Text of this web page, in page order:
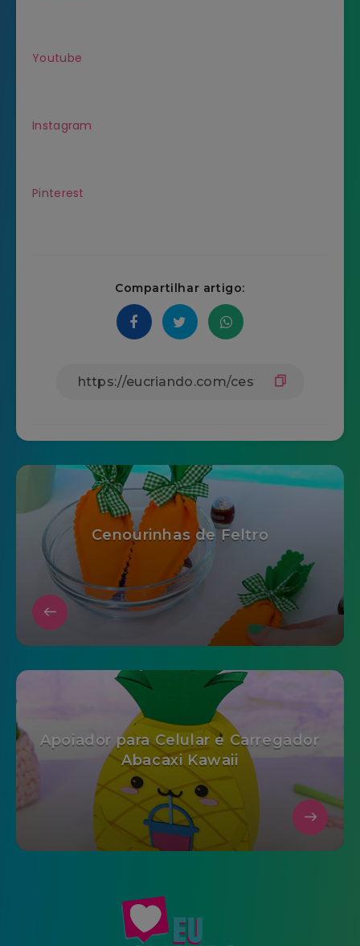
Youtube
Instagram
Pinterest
Compartilhar artigo:
Cenourinhas de Feltro
Apoiador para Celular e Carregador
Abacaxi Kawaii